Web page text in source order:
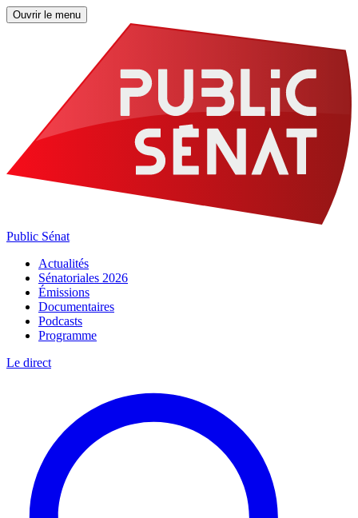
Ouvrir le menu
Public Sénat
Actualités
Sénatoriales 2026
Émissions
Documentaires
Podcasts
Programme
Le direct